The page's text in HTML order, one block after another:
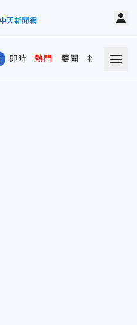
即時 熱門 要聞 社會 娛樂